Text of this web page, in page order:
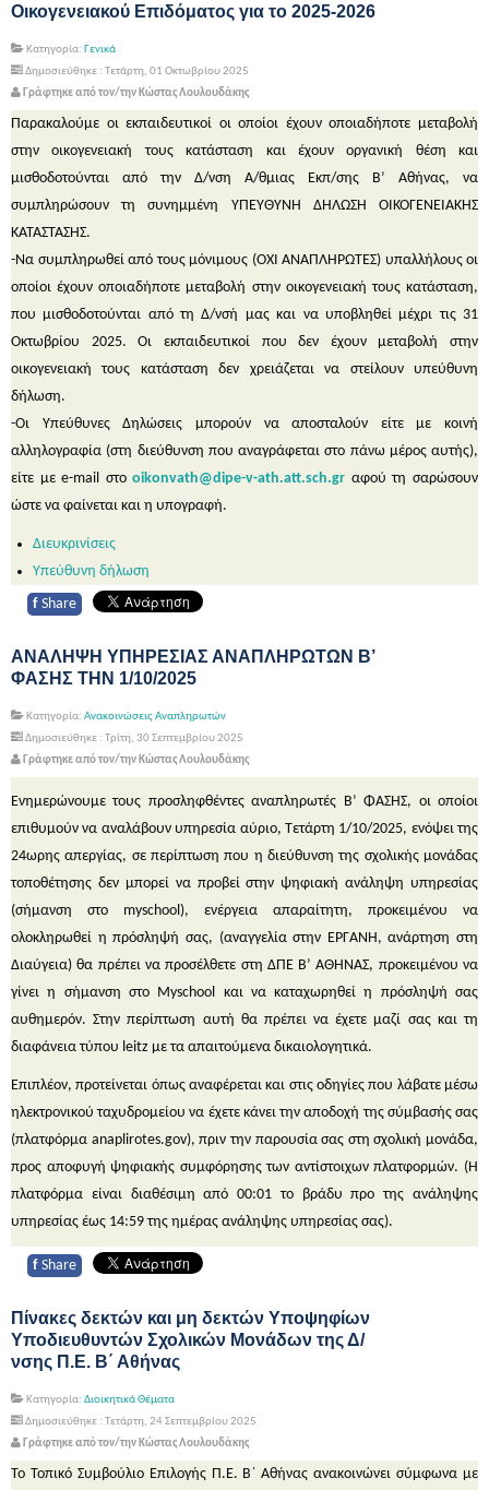
Οικογενειακού Επιδόματος για το 2025-2026
Κατηγορία: Γενικά
Δημοσιεύθηκε : Τετάρτη, 01 Οκτωβρίου 2025
Γράφτηκε από τον/την Κώστας Λουλουδάκης
Παρακαλούμε οι εκπαιδευτικοί οι οποίοι έχουν οποιαδήποτε μεταβολή
στην οικογενειακή τους κατάσταση και έχουν οργανική θέση και
μισθοδοτούνται από την Δ/νση Α/θμιας Εκπ/σης Β’ Αθήνας, να
συμπληρώσουν τη συνημμένη ΥΠΕΥΘΥΝΗ ΔΗΛΩΣΗ ΟΙΚΟΓΕΝΕΙΑΚΗΣ
ΚΑΤΑΣΤΑΣΗΣ.
-Να συμπληρωθεί από τους μόνιμους (ΟΧΙ ΑΝΑΠΛΗΡΩΤΕΣ) υπαλλήλους οι
οποίοι έχουν οποιαδήποτε μεταβολή στην οικογενειακή τους κατάσταση,
που μισθοδοτούνται από τη Δ/νσή μας και να υποβληθεί μέχρι τις 31
Οκτωβρίου 2025. Οι εκπαιδευτικοί που δεν έχουν μεταβολή στην
οικογενειακή τους κατάσταση δεν χρειάζεται να στείλουν υπεύθυνη
δήλωση.
-Οι Υπεύθυνες Δηλώσεις μπορούν να αποσταλούν είτε με κοινή
αλληλογραφία (στη διεύθυνση που αναγράφεται στο πάνω μέρος αυτής),
είτε με e-mail στοoikonvath@dipe-v-ath.att.sch.gr αφού τη σαρώσουν
ώστε να φαίνεται και η υπογραφή.
Διευκρινίσεις
Υπεύθυνη δήλωση
f Share
ΑΝΑΛΗΨΗ ΥΠΗΡΕΣΙΑΣ ΑΝΑΠΛΗΡΩΤΩΝ Β’
ΦΑΣΗΣ ΤΗΝ 1/10/2025
Κατηγορία: Ανακοινώσεις Αναπληρωτών
Δημοσιεύθηκε : Τρίτη, 30 Σεπτεμβρίου 2025
Γράφτηκε από τον/την Κώστας Λουλουδάκης
Ενημερώνουμε τους προσληφθέντες αναπληρωτές Β’ ΦΑΣΗΣ, οι οποίοι
επιθυμούν να αναλάβουν υπηρεσία αύριο, Τετάρτη 1/10/2025, ενόψει της
24ωρης απεργίας, σε περίπτωση που η διεύθυνση της σχολικής μονάδας
τοποθέτησης δεν μπορεί να προβεί στην ψηφιακή ανάληψη υπηρεσίας
(σήμανση στο myschool), ενέργεια απαραίτητη, προκειμένου να
ολοκληρωθεί η πρόσληψή σας, (αναγγελία στην ΕΡΓΑΝΗ, ανάρτηση στη
Διαύγεια) θα πρέπει να προσέλθετε στη ΔΠΕ Β’ ΑΘΗΝΑΣ, προκειμένου να
γίνει η σήμανση στο Myschool και να καταχωρηθεί η πρόσληψή σας
αυθημερόν. Στην περίπτωση αυτή θα πρέπει να έχετε μαζί σας και τη
διαφάνεια τύπου leitz με τα απαιτούμενα δικαιολογητικά.
Επιπλέον, προτείνεται όπως αναφέρεται και στις οδηγίες που λάβατε μέσω
ηλεκτρονικού ταχυδρομείου να έχετε κάνει την αποδοχή της σύμβασής σας
(πλατφόρμα anaplirotes.gov), πριν την παρουσία σας στη σχολική μονάδα,
προς αποφυγή ψηφιακής συμφόρησης των αντίστοιχων πλατφορμών. (H
πλατφόρμα είναι διαθέσιμη από 00:01 το βράδυ προ της ανάληψης
υπηρεσίας έως 14:59 της ημέρας ανάληψης υπηρεσίας σας).
f Share
Πίνακες δεκτών και μη δεκτών Υποψηφίων
Υποδιευθυντών Σχολικών Μονάδων της Δ/
νσης Π.Ε. Β΄ Αθήνας
Κατηγορία: Διοικητικά Θέματα
Δημοσιεύθηκε : Τετάρτη, 24 Σεπτεμβρίου 2025
Γράφτηκε από τον/την Κώστας Λουλουδάκης
Το Τοπικό Συμβούλιο Επιλογής Π.Ε. Β΄ Αθήνας ανακοινώνει σύμφωνα με